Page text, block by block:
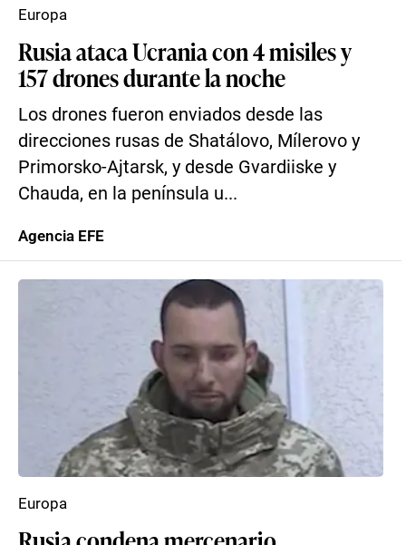
Rusia ataca Ucrania con 4 misiles y
157 drones durante la noche
Los drones fueron enviados desde las
direcciones rusas de Shatálovo, Mílerovo y
Primorsko-Ajtarsk, y desde Gvardiiske y
Chauda, en la península u...
Europa
Agencia EFE
Europa